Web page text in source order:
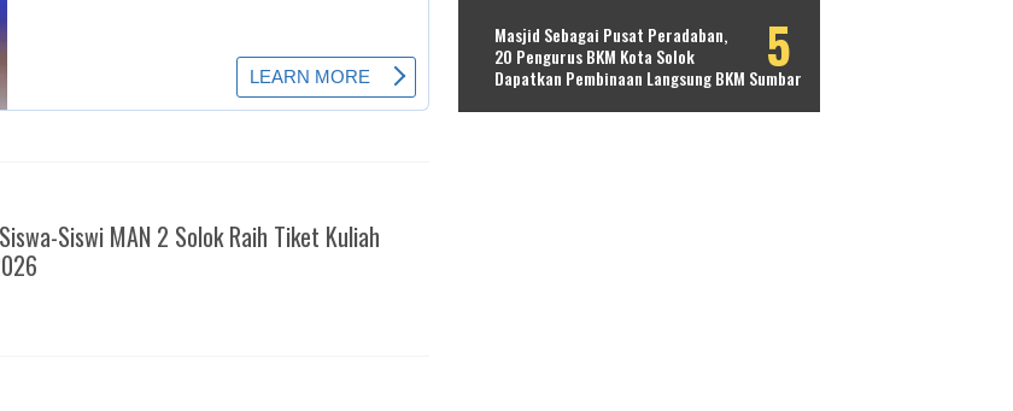
Siswi MAN 2 Solok Raih Tiket Kuliah
Masjid Sebagai Pusat Peradaban,
20 Pengurus BKM Kota Solok
Dapatkan Pembinaan Langsung BKM Sumbar